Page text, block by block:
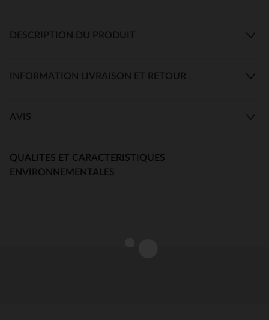
DESCRIPTION DU PRODUIT
INFORMATION LIVRAISON ET RETOUR
AVIS
QUALITES ET CARACTERISTIQUES
ENVIRONNEMENTALES